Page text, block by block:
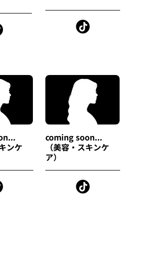
ンケ
coming soon...
（美容・スキンケ
ア）